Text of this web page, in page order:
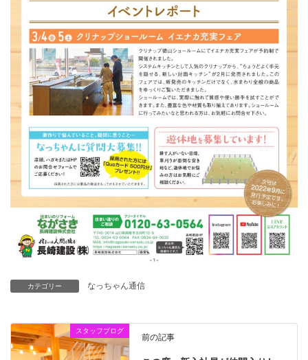
カテゴリー なっちゃん通信
スタッフブログ
前の記事